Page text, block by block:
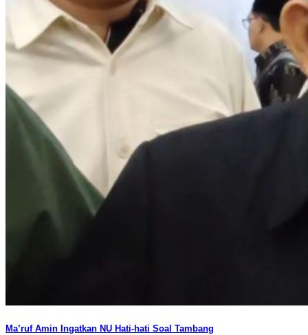
Ma’ruf Amin Ingatkan NU Hati-hati Soal Tambang